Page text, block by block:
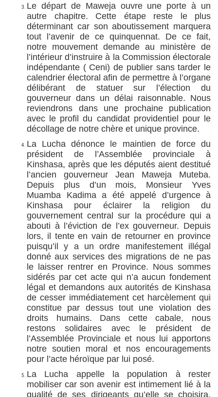
Le départ de Maweja ouvre une porte à un
autre chapitre. Cette étape reste le plus
déterminant car son aboutissement marquera
tout l’avenir de ce quinquennat. De ce fait,
notre mouvement demande au ministère de
l’intérieur d’instruire à la Commission électorale
indépendante ( Ceni) de publier sans tarder le
calendrier électoral afin de permettre à l’organe
délibérant de statuer sur l’élection du
gouverneur dans un délai raisonnable. Nous
reviendrons dans une prochaine publication
avec le profil du candidat providentiel pour le
décollage de notre chère et unique province.
La Lucha dénonce le maintien de force du
président de l’Assemblée provinciale à
Kinshasa, après que les députés aient destitué
l’ancien gouverneur Jean Maweja Muteba.
Depuis plus d’un mois, Monsieur Yves
Muamba Kadima a été appelé d’urgence à
Kinshasa pour éclairer la religion du
gouvernement central sur la procédure qui a
abouti à l’éviction de l’ex gouverneur. Depuis
lors, il tente en vain de retourner en province
puisqu’il y a un ordre manifestement illégal
donné aux services des migrations de ne pas
le laisser rentrer en Province. Nous sommes
sidérés par cet acte qui n’a aucun fondement
légal et demandons aux autorités de Kinshasa
de cesser immédiatement cet harcèlement qui
constitue par dessus tout une violation des
droits humains. Dans cette cabale, nous
restons solidaires avec le président de
l’Assemblée Provinciale et nous lui apportons
notre soutien moral et nos encouragements
pour l’acte héroïque par lui posé.
La Lucha appelle la population à rester
mobiliser car son avenir est intimement lié à la
qualité de ses dirigeants qu’elle se choisira.